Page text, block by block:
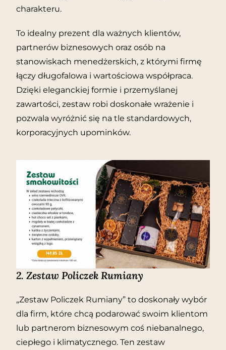
charakteru.
To idealny prezent dla ważnych klientów,
partnerów biznesowych oraz osób na
stanowiskach menedżerskich, z którymi firmę
łączy długofalowa i wartościowa współpraca.
Dzięki eleganckiej formie i przemyślanej
zawartości, zestaw robi doskonałe wrażenie i
pozwala wyróżnić się na tle standardowych,
korporacyjnych upominków.
2.Zestaw Policzek Rumiany
„Zestaw Policzek Rumiany” to doskonały wybór
dla firm, które chcą podarować swoim klientom
lub partnerom biznesowym coś niebanalnego,
ciepłego i klimatycznego. Ten zestaw